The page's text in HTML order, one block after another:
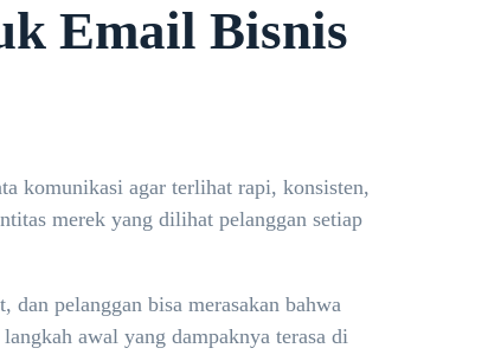
Email Bisnis
komunikasi agar terlihat rapi, konsisten,
merek yang dilihat pelanggan setiap
pelanggan bisa merasakan bahwa
awal yang dampaknya terasa di